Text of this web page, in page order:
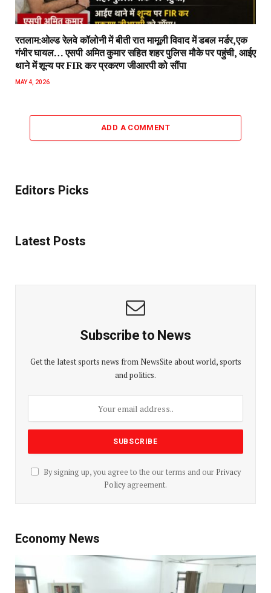
रतलाम:ओल्ड रेलवे कॉलोनी में बीती रात मामूली विवाद में डबल मर्डर,एक
गंभीर घायल… एसपी अमित कुमार सहित शहर पुलिस मौके पर पहुंची, आईए
थाने में शून्य पर FIR कर प्रकरण जीआरपी को सौंपा
MAY 4, 2026
ADD A COMMENT
Editors Picks
Latest Posts
Subscribe to News
Get the latest sports news from NewsSite about world, sports
and politics.
By signing up, you agree to the our terms and our Privacy
Policyagreement.
Economy News